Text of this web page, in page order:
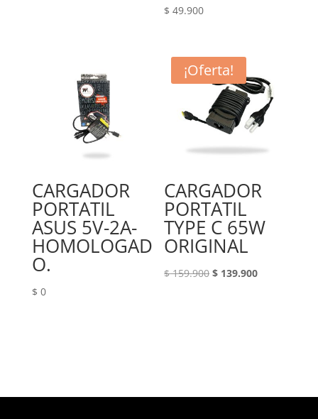
$ 49.900
CARGADOR
PORTATIL
ASUS 5V-2A-
HOMOLOGAD
O.
$ 0
¡Oferta!
CARGADOR
PORTATIL
TYPE C 65W
ORIGINAL
$159.900 El
$ 139.900El